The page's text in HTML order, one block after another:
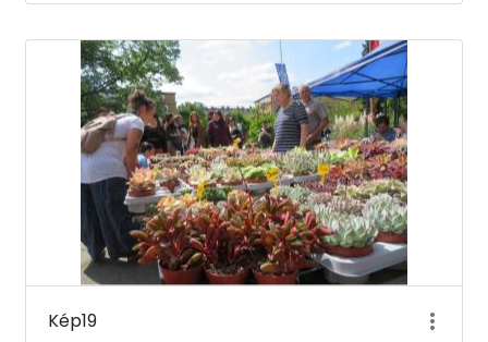
Kép19